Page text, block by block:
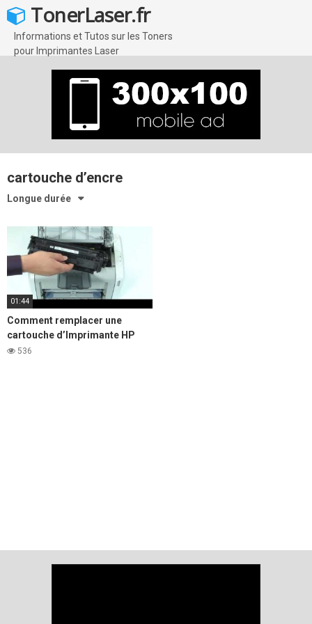
Skip
to
content
TonerLaser.fr
Informations et Tutos sur les Toners
pour Imprimantes Laser
cartouche d’encre
Longue durée
01:44
Comment remplacer une
cartouche d’Imprimante HP
LaserJet 1020
536